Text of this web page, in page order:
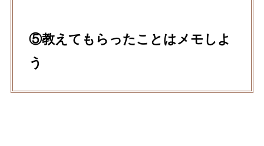
⑤教えてもらったことはメモしよ
う